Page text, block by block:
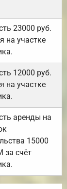
23000 руб.
на участке
12000 руб.
на участке
аренды на
15000
за счёт